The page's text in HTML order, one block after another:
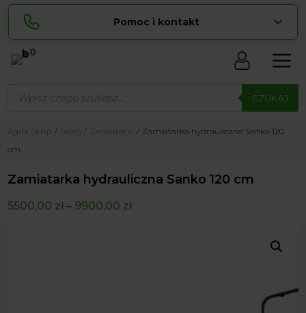
Pomoc i kontakt
Lucyna
pokaż numer
534 853 ... pokaż numer
biuro@ ...
0
produktów SZUKAJ
Agrol Sklep Sklep Zamiatarki
Zamiatarka hydrauliczna Sanko 120
cm
Zamiatarka hydrauliczna Sanko 120 cm
5500,00 zł– 9900,00 zł